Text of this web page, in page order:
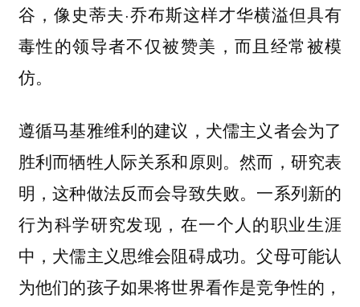
谷，像史蒂夫·乔布斯这样才华横溢但具有
毒性的领导者不仅被赞美，而且经常被模
仿。
遵循马基雅维利的建议，犬儒主义者会为了
胜利而牺牲人际关系和原则。然而，研究表
明，这种做法反而会导致失败。一系列新的
行为科学研究发现，在一个人的职业生涯
中，犬儒主义思维会阻碍成功。父母可能认
为他们的孩子如果将世界看作是竞争性的，